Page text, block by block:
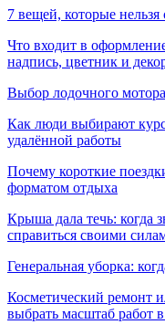
7 вещей, которые нельзя
Что входит в
надпись, цветник и
Выбор лодочного мотора
Как люди выбирают
удалённой работы
Почему короткие
форматом отдыха
Крыша дала течь: когда
справиться своими
Генеральная уборка:
Косметический ремонт
выбрать масштаб работ